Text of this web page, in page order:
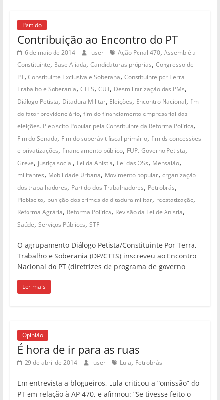
Partido
Contribuição ao Encontro do PT
6 de maio de 2014 user Ação Penal 470, Assembléia
Constituinte, Base Aliada, Candidaturas próprias, Congresso do
PT, Constituinte Exclusiva e Soberana, Constituinte por Terra
Trabalho e Soberania, CTTS, CUT, Desmilitarização das PMs,
Diálogo Petista, Ditadura Militar, Eleições, Encontro Nacional, fim
do fator previdenciário, fim do financiamento empresarial das
eleições. Plebiscito Popular pela Constituinte da Reforma Política,
Fim do Senado, Fim do superávit fiscal primário, fim ds concessões
e privatizações, financiamento público, FUP, Governo Petista,
Greve, justiça social, Lei da Anistia, Lei das OSs, Mensalão,
militantes, Mobilidade Urbana, Movimento popular, organização
dos trabalhadores, Partido dos Trabalhadores, Petrobrás,
Plebiscito, punição dos crimes da ditadura militar, reestatização,
Reforma Agrária, Reforma Política, Revisão da Lei de Anistia,
Saúde, Serviços Públicos, STF
O agrupamento Diálogo Petista/Constituinte Por Terra,
Trabalho e Soberania (DP/CTTS) inscreveu ao Encontro
Nacional do PT (diretrizes de programa de governo
Ler mais
Opinião
É hora de ir para as ruas
29 de abril de 2014 user Lula, Petrobrás
Em entrevista a blogueiros, Lula criticou a “omissão” do
PT em relação à AP-470, e afirmou: “Se tivesse feito o